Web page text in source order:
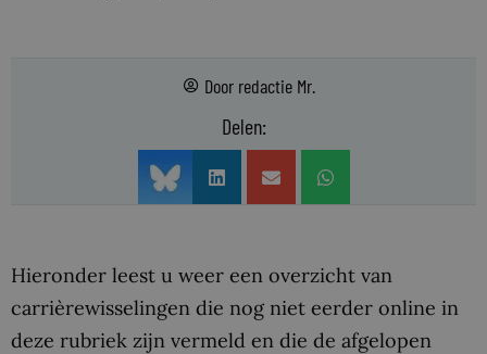
Door redactie Mr.
Delen:
Hieronder leest u weer een overzicht van
carrièrewisselingen die nog niet eerder online in
deze rubriek zijn vermeld en die de afgelopen